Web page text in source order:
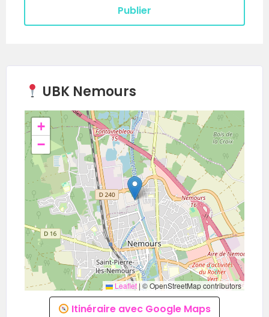
UBK Nemours
+
−
Leaflet |© OpenStreetMap contributors
Itinéraire avec Google Maps